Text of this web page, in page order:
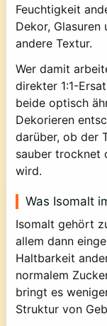
Feuchtigkeit
Dekor,
andere Textur.
Wer damit
direkter 1:1-
beide optisch
Dekorieren
darüber, ob der
sauber trocknet
wird.
Was Isomalt
Isomalt gehört
allem dann
Haltbarkeit
normalem
bringt es
Struktur von